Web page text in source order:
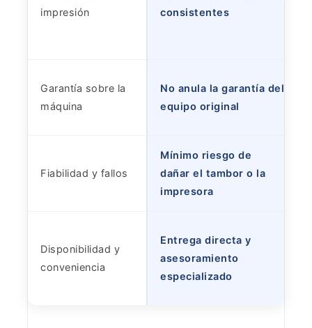
impresión
consistentes
Garantía sobre la
máquina
No anula la garantía del
equipo original
Fiabilidad y fallos
Mínimo riesgo de
dañar el tambor o la
impresora
Disponibilidad y
conveniencia
Entrega directa y
asesoramiento
especializado